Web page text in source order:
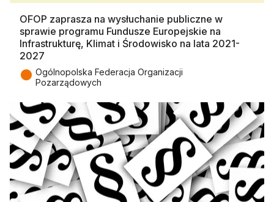
OFOP zaprasza na wysłuchanie publiczne w
sprawie programu Fundusze Europejskie na
Infrastrukturę, Klimat i Środowisko na lata 2021-
2027
● Ogólnopolska Federacja Organizacji
Pozarządowych